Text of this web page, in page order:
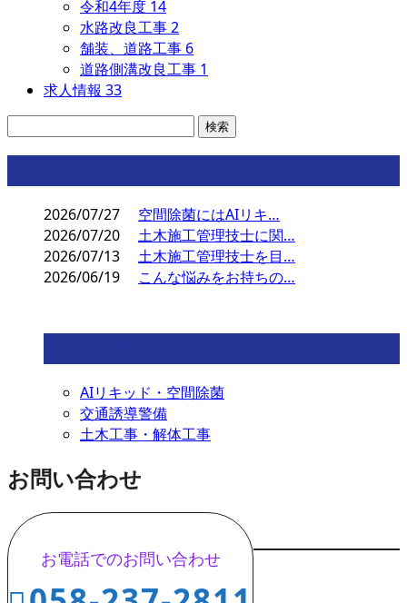
令和4年度 14
水路改良工事2
舗装、道路工事 6
道路側溝改良工事 1
求人情報 33
2026/07/27
空間除菌にはAIリキ…
2026/07/20
土木施工管理技士に関…
2026/07/13
土木施工管理技士を目…
2026/06/19
こんな悩みをお持ちの…
AIリキッド・空間除菌
交通誘導警備
土木工事・解体工事
お問い合わせ
お電話でのお問い合わせ